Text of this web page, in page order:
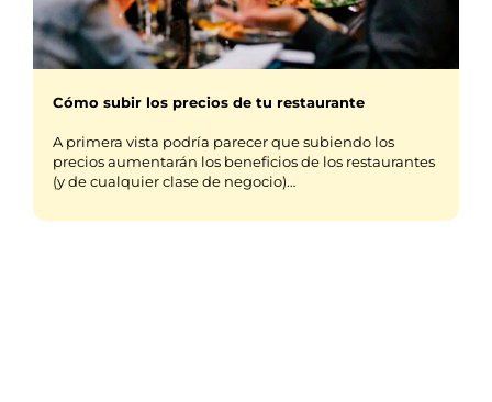
Cómo subir los precios de tu restaurante
A primera vista podría parecer que subiendo los
precios aumentarán los beneficios de los restaurantes
(y de cualquier clase de negocio)…